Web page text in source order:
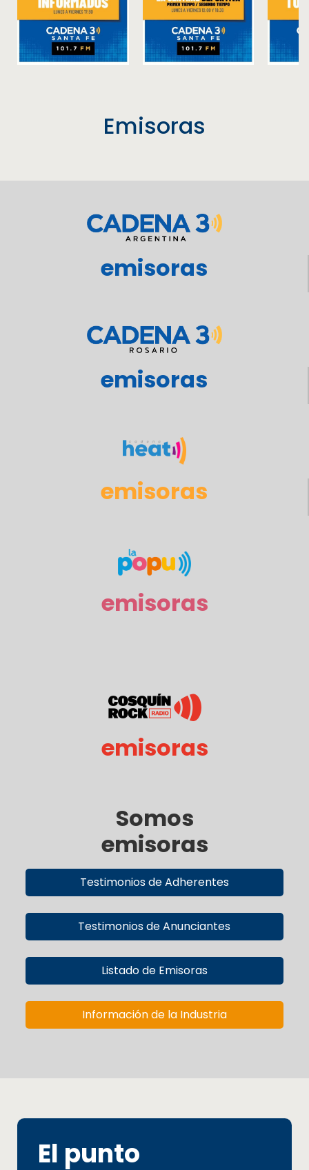
Emisoras
emisoras
emisoras
emisoras
emisoras
emisoras
Somos
emisoras
Testimonios de Adherentes
Testimonios de Anunciantes
Listado de Emisoras
Información de la Industria
El punto